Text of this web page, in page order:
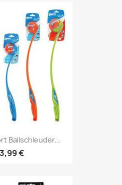
Ballschleuder...
€